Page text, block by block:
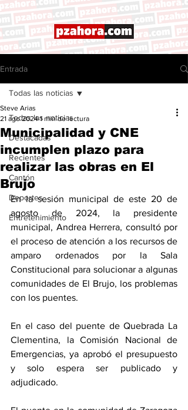
Entrada
Todas las noticias
Destacadas
Recientes
Cantón
Deportes
Entretenimiento
Todas las noticias
Municipalidad y CNE
incumplen plazo para
realizar las obras en El
Brujo
Steve Arias
21 ago 2024 1 min de lectura
En la sesión municipal de este 20 de
agosto de 2024, la presidente
municipal, Andrea Herrera, consultó por
el proceso de atención a los recursos de
amparo ordenados por la Sala
Constitucional para solucionar a algunas
comunidades de El Brujo, los problemas
con los puentes.
En el caso del puente de Quebrada La
Clementina, la Comisión Nacional de
Emergencias, ya aprobó el presupuesto
y solo espera ser publicado y
adjudicado.